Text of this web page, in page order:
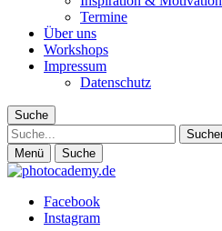
Termine
Über uns
Workshops
Impressum
Datenschutz
Suche
Suche
Menü Suche
Facebook
Instagram